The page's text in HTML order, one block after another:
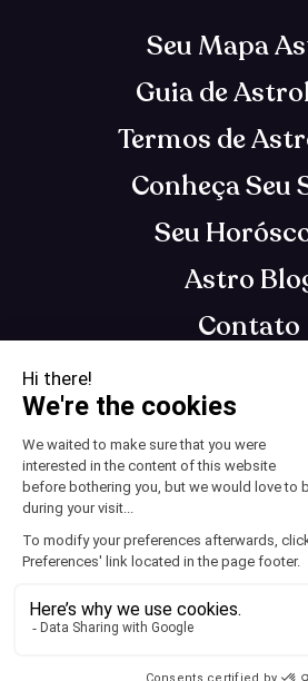
App de astrologia que te
tornar o seu
Seu Mapa
Guia de
Termos de
Conheça Seu
Seu
Astro
Contato
Termos e